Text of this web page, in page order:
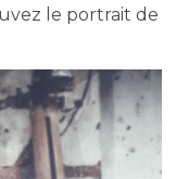
le portrait de